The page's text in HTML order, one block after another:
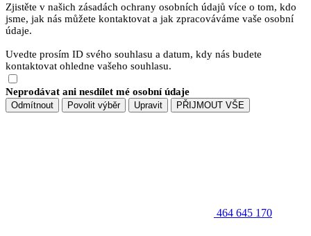
Zjistěte v našich zásadách ochrany osobních údajů více o tom, kdo
jsme, jak nás můžete kontaktovat a jak zpracováváme vaše osobní
údaje.
Uvedte prosím ID svého souhlasu a datum, kdy nás budete
kontaktovat ohledne vašeho souhlasu.
Neprodávat ani nesdílet mé osobní údaje
Odmítnout Povolit výběr Upravit PŘIJMOUT VŠE
464 645 170